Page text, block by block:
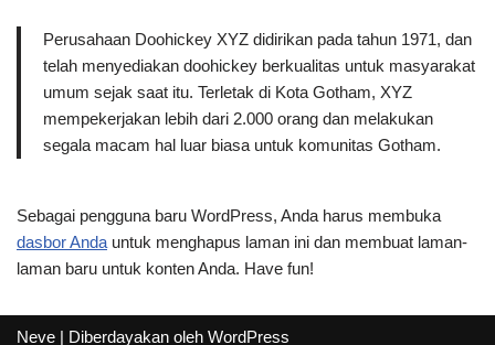
Perusahaan Doohickey XYZ didirikan pada tahun 1971, dan
telah menyediakan doohickey berkualitas untuk masyarakat
umum sejak saat itu. Terletak di Kota Gotham, XYZ
mempekerjakan lebih dari 2.000 orang dan melakukan
segala macam hal luar biasa untuk komunitas Gotham.
Sebagai pengguna baru WordPress, Anda harus membuka
dasbor Anda untuk menghapus laman ini dan membuat laman-
laman baru untuk konten Anda. Have fun!
Neve | Diberdayakan oleh WordPress